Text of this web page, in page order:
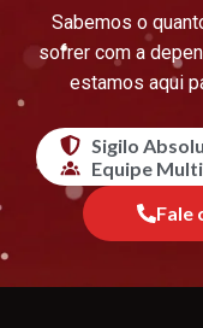
Sabemos o
sofrer com a
estamos aqui
Sigilo
Equipe
Fale